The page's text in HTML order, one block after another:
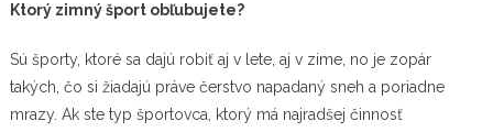
Ktorý zimný šport obľubujete?
Sú športy, ktoré sa dajú robiť aj v lete, aj v zime, no je zopár
takých, čo si žiadajú práve čerstvo napadaný sneh a poriadne
mrazy. Ak ste typ športovca, ktorý má najradšej činnosť